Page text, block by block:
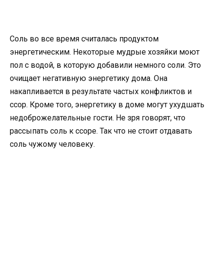
Соль во все время считалась продуктом
энергетическим. Некоторые мудрые хозяйки моют
пол с водой, в которую добавили немного соли. Это
очищает негативную энергетику дома. Она
накапливается в результате частых конфликтов и
ссор. Кроме того, энергетику в доме могут ухудшать
недоброжелательные гости. Не зря говорят, что
рассыпать соль к ссоре. Так что не стоит отдавать
соль чужому человеку.